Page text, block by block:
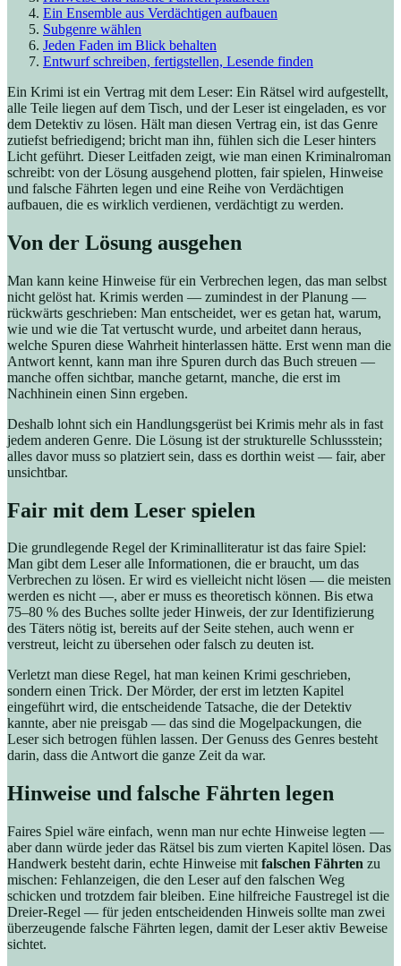
Ein Ensemble aus Verdächtigen aufbauen
Subgenre wählen
Jeden Faden im Blick behalten
Entwurf schreiben, fertigstellen, Lesende finden
Ein Krimi ist ein Vertrag mit dem Leser: Ein Rätsel wird aufgestellt,
alle Teile liegen auf dem Tisch, und der Leser ist eingeladen, es vor
dem Detektiv zu lösen. Hält man diesen Vertrag ein, ist das Genre
zutiefst befriedigend; bricht man ihn, fühlen sich die Leser hinters
Licht geführt. Dieser Leitfaden zeigt, wie man einen Kriminalroman
schreibt: von der Lösung ausgehend plotten, fair spielen, Hinweise
und falsche Fährten legen und eine Reihe von Verdächtigen
aufbauen, die es wirklich verdienen, verdächtigt zu werden.
Von der Lösung ausgehen
Man kann keine Hinweise für ein Verbrechen legen, das man selbst
nicht gelöst hat. Krimis werden — zumindest in der Planung —
rückwärts geschrieben: Man entscheidet, wer es getan hat, warum,
wie und wie die Tat vertuscht wurde, und arbeitet dann heraus,
welche Spuren diese Wahrheit hinterlassen hätte. Erst wenn man die
Antwort kennt, kann man ihre Spuren durch das Buch streuen —
manche offen sichtbar, manche getarnt, manche, die erst im
Nachhinein einen Sinn ergeben.
Deshalb lohnt sich ein Handlungsgerüst bei Krimis mehr als in fast
jedem anderen Genre. Die Lösung ist der strukturelle Schlussstein;
alles davor muss so platziert sein, dass es dorthin weist — fair, aber
unsichtbar.
Fair mit dem Leser spielen
Die grundlegende Regel der Kriminalliteratur ist das faire Spiel:
Man gibt dem Leser alle Informationen, die er braucht, um das
Verbrechen zu lösen. Er wird es vielleicht nicht lösen — die meisten
werden es nicht —, aber er muss es theoretisch können. Bis etwa
75–80 % des Buches sollte jeder Hinweis, der zur Identifizierung
des Täters nötig ist, bereits auf der Seite stehen, auch wenn er
verstreut, leicht zu übersehen oder falsch zu deuten ist.
Verletzt man diese Regel, hat man keinen Krimi geschrieben,
sondern einen Trick. Der Mörder, der erst im letzten Kapitel
eingeführt wird, die entscheidende Tatsache, die der Detektiv
kannte, aber nie preisgab — das sind die Mogelpackungen, die
Leser sich betrogen fühlen lassen. Der Genuss des Genres besteht
darin, dass die Antwort die ganze Zeit da war.
Hinweise und falsche Fährten legen
Faires Spiel wäre einfach, wenn man nur echte Hinweise legten —
aber dann würde jeder das Rätsel bis zum vierten Kapitel lösen. Das
Handwerk besteht darin, echte Hinweise mit falschen Fährten zu
mischen: Fehlanzeigen, die den Leser auf den falschen Weg
schicken und trotzdem fair bleiben. Eine hilfreiche Faustregel ist die
Dreier-Regel — für jeden entscheidenden Hinweis sollte man zwei
überzeugende falsche Fährten legen, damit der Leser aktiv Beweise
sichtet.